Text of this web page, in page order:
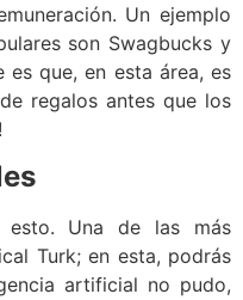
Un ejemplo
son Swagbucks y
es que, en esta área, es
regalos antes que los
esto. Una de las más
Turk; en esta, podrás
artificial no pudo,